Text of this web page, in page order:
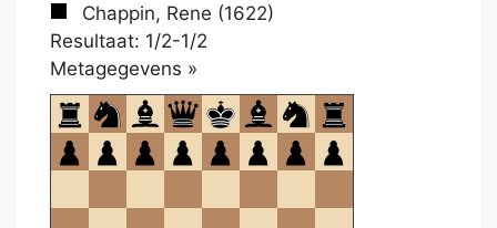
Chappin, Rene (1622)
Resultaat: 1/2-1/2
Metagegevens »
om
te
openen.